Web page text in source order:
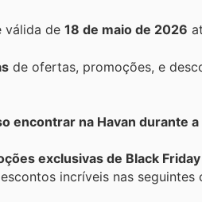
válida de 18 de maio de 2026
de ofertas, promoções, e
encontrar na Havan durante a
exclusivas de Black Friday
incríveis nas seguintes